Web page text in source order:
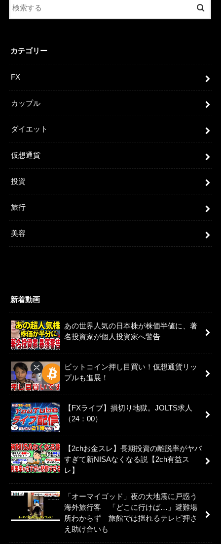
カテゴリー
FX
カップル
ダイエット
仮想通貨
投資
旅行
美容
新着動画
あの世界人気の日本株が株価半値に、著
名投資家が個人投資家へ警告
ビットコイン押し目買い！仮想通貨リッ
プルも進展！
【FXライブ】損切り地獄。JOLTS求人
（24：00）
【2chお金スレ】長期投資の離脱率がヤバ
すぎて新NISAなくなる説【2ch有益ス
レ】
「オーマイゴッド」夜の大地震に戸惑う
海外旅行客 「どこに行けば…」避難場
所わからず 旅館では揺れるテレビ押さ
え助け合いも